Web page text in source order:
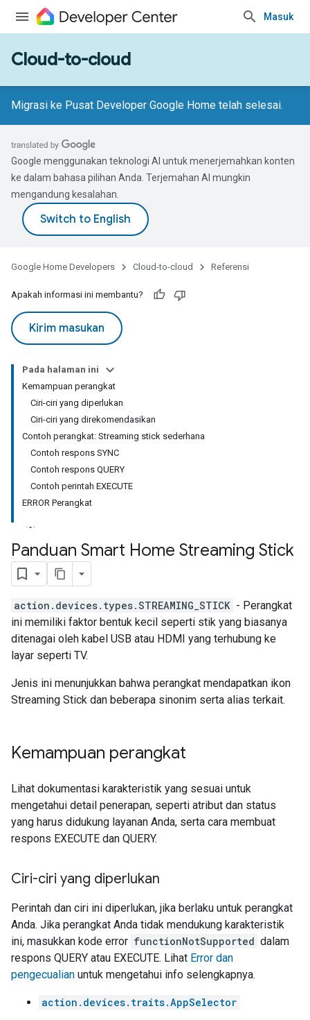
Masuk
Cloud-to-cloud
Migrasi ke Pusat Developer Google Home telah selesai.
Google menggunakan teknologi AI untuk menerjemahkan konten
ke dalam bahasa pilihan Anda. Terjemahan AI mungkin
mengandung kesalahan.
Google Home Developers Cloud-to-cloud Referensi
Apakah informasi ini membantu?
Kirim masukan
Pada halaman ini
Kemampuan perangkat
Ciri-ciri yang diperlukan
Ciri-ciri yang direkomendasikan
Contoh perangkat: Streaming stick sederhana
Contoh respons SYNC
Contoh respons QUERY
Contoh perintah EXECUTE
ERROR Perangkat
Panduan Smart Home Streaming Stick
action.devices.types.STREAMING_STICK - Perangkat
ini memiliki faktor bentuk kecil seperti stik yang biasanya
ditenagai oleh kabel USB atau HDMI yang terhubung ke
layar seperti TV.
Jenis ini menunjukkan bahwa perangkat mendapatkan ikon
Streaming Stick dan beberapa sinonim serta alias terkait.
Kemampuan perangkat
Lihat dokumentasi karakteristik yang sesuai untuk
mengetahui detail penerapan, seperti atribut dan status
yang harus didukung layanan Anda, serta cara membuat
respons EXECUTE dan QUERY.
Ciri-ciri yang diperlukan
Perintah dan ciri ini diperlukan, jika berlaku untuk perangkat
Anda. Jika perangkat Anda tidak mendukung karakteristik
ini, masukkan kode error functionNotSupported dalam
respons QUERY atau EXECUTE. Lihat Error dan
pengecualian untuk mengetahui info selengkapnya.
action.devices.traits.AppSelector